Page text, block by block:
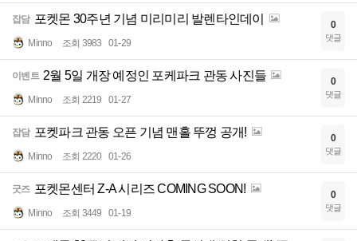
잡담 포켓몬 30주년 기념 미리미리 발렌타인데이
Minno 조회 3983 01-29
0
댓글
이벤트 2월 5일 개장 예정인 포케파크 관동 사진들
Minno 조회 2219 01-27
0
댓글
잡담 포켓파크 관동 오픈 기념 맨홀 뚜껑 공개!
Minno 조회 2220 01-26
0
댓글
굿즈 포켓몬센터 Z-A 시리즈 COMING SOON!
Minno 조회 3449 01-19
0
댓글